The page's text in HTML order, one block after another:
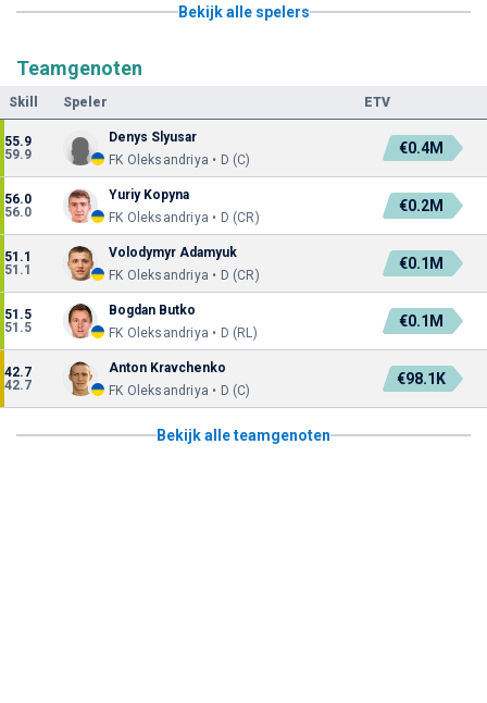
Bekijk alle spelers
Teamgenoten
Skill Speler ETV
55.9
59.9
Denys Slyusar
FK Oleksandriya • D (C)
€0.4M
56.0
56.0
Yuriy Kopyna
FK Oleksandriya • D (CR)
€0.2M
51.1
51.1
Volodymyr Adamyuk
FK Oleksandriya • D (CR)
€0.1M
51.5
51.5
Bogdan Butko
FK Oleksandriya • D (RL)
€0.1M
42.7
42.7
Anton Kravchenko
FK Oleksandriya • D (C)
€98.1K
Bekijk alle teamgenoten